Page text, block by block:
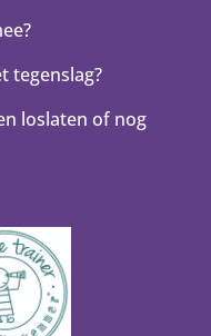
tegenslag?
loslaten of nog